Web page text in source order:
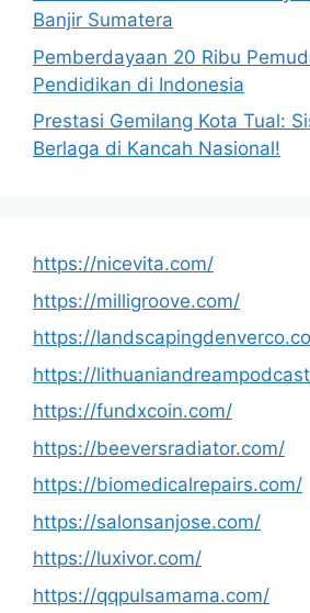
Banjir Sumatera
Pemberdayaan 20 Ribu
Pendidikan di Indonesia
Prestasi Gemilang Kota Tual:
Berlaga di Kancah Nasional!
https://nicevita.com/
https://milligroove.com/
https://
https://
https://fundxcoin.com/
https://beeversradiator.com/
https://biomedicalrepairs.com/
https://salonsanjose.com/
https://luxivor.com/
https://qqpulsamama.com/